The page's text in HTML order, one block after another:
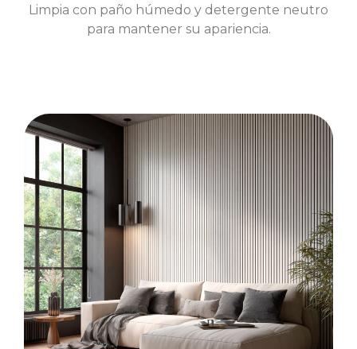
Limpia con paño húmedo y detergente neutro
para mantener su apariencia.